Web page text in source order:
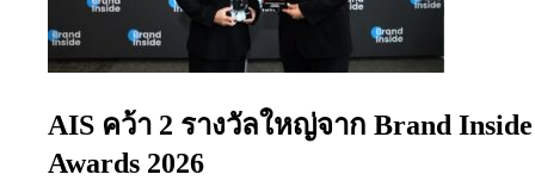
AIS คว้า 2 รางวัลใหญ่จาก Brand Inside
Awards 2026